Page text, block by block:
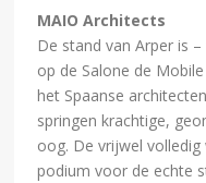
MAIO Architects
De stand van Arper is
op de Salone de
het Spaanse
springen krachtige,
oog. De vrijwel
podium voor de echte